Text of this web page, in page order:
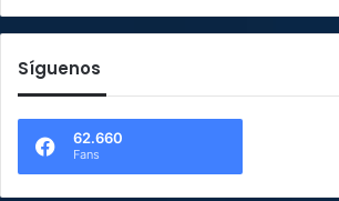
Síguenos
62.660
Fans